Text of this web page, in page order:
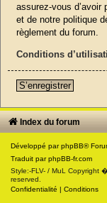
assurez-vous d’avoir
et de notre politique
règlement du forum.
Conditions
S’enregistrer
Index du forum
Développé parphpBB®
Traduit parphpBB-fr.com
Style:-FLV- / MuL Copyright
reserved.
Confidentialité
Conditions